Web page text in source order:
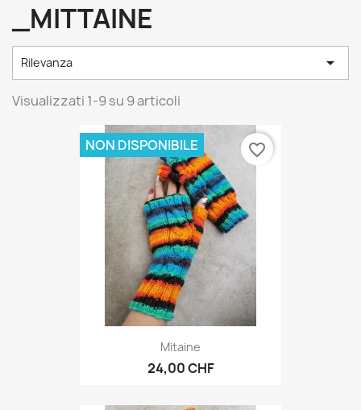
_MITTAINE
Rilevanza 
Visualizzati 1-9 su 9 articoli
Mitaine
24,00 CHF
NON DISPONIBILE favorite_border